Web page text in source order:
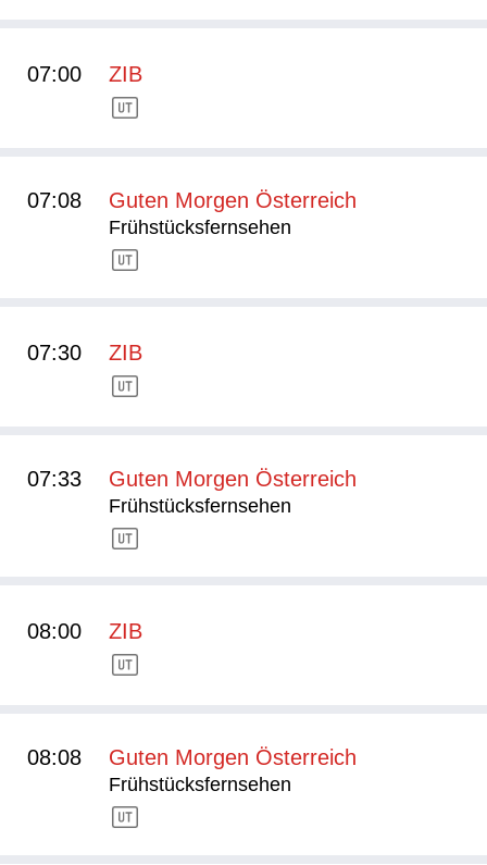
07:00 ZIB
07:08 Guten Morgen Österreich
Frühstücksfernsehen
07:30 ZIB
07:33 Guten Morgen Österreich
Frühstücksfernsehen
08:00 ZIB
08:08 Guten Morgen Österreich
Frühstücksfernsehen